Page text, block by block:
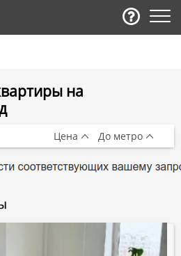
на
Цена До метро